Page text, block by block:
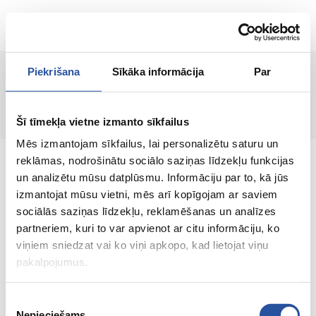
Piekrišana Sīkāka informācija Par
Šī tīmekļa vietne izmanto sīkfailus
Mēs izmantojam sīkfailus, lai personalizētu saturu un
reklāmas, nodrošinātu sociālo saziņas līdzekļu funkcijas
un analizētu mūsu datplūsmu. Informāciju par to, kā jūs
izmantojat mūsu vietni, mēs arī kopīgojam ar saviem
sociālās saziņas līdzekļu, reklamēšanas un analīzes
partneriem, kuri to var apvienot ar citu informāciju, ko
viņiem sniedzat vai ko viņi apkopo, kad lietojat viņu
pakalpojumus.
ET
Lehte ei leitud!
Veebipoodi soodsate hindade ja kvaliteetsete
toodetega, kus kliendi rahulolu on meie
peamine väärtus.
Koik sinu kodu ja aia jaoks!